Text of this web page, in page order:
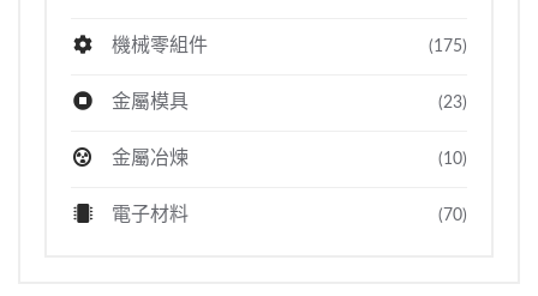
機械零組件 (175)
金屬模具 (23)
金屬冶煉 (10)
電子材料 (70)